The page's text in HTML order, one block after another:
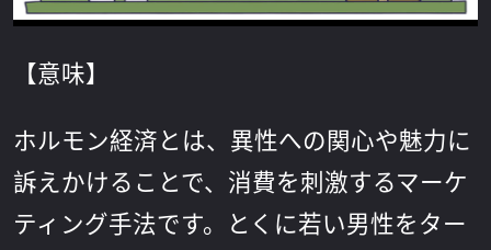
【意味】
ホルモン経済とは、異性への関心や魅力に
訴えかけることで、消費を刺激するマーケ
ティング手法です。とくに若い男性をター